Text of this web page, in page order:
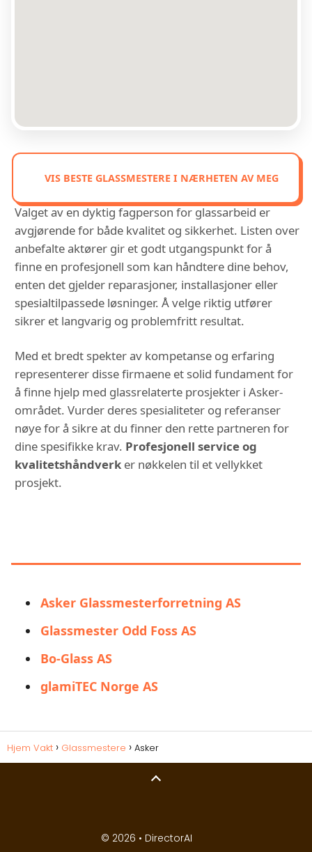
VIS BESTE GLASSMESTERE I NÆRHETEN AV MEG
Valget av en dyktig fagperson for glassarbeid er
avgjørende for både kvalitet og sikkerhet. Listen over
anbefalte aktører gir et godt utgangspunkt for å
finne en profesjonell som kan håndtere dine behov,
enten det gjelder reparasjoner, installasjoner eller
spesialtilpassede løsninger. Å velge riktig utfører
sikrer et langvarig og problemfritt resultat.
Med et bredt spekter av kompetanse og erfaring
representerer disse firmaene et solid fundament for
å finne hjelp med glassrelaterte prosjekter i Asker-
området. Vurder deres spesialiteter og referanser
nøye for å sikre at du finner den rette partneren for
dine spesifikke krav. Profesjonell service og
kvalitetshåndverk er nøkkelen til et vellykket
prosjekt.
Asker Glassmesterforretning AS
Glassmester Odd Foss AS
Bo-Glass AS
glamiTEC Norge AS
Hjem Vakt Glassmestere Asker
© 2026 • DirectorAI